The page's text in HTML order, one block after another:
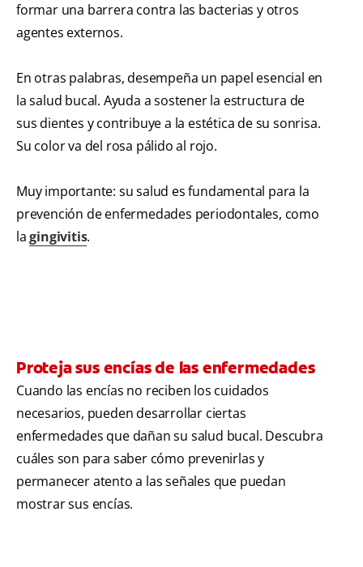
formar una barrera contra las bacterias y otros
agentes externos.
En otras palabras, desempeña un papel esencial en
la salud bucal. Ayuda a sostener la estructura de
sus dientes y contribuye a la estética de su sonrisa.
Su color va del rosa pálido al rojo.
Muy importante: su salud es fundamental para la
prevención de enfermedades periodontales, como
lagingivitis.
Proteja sus encías de las enfermedades
Cuando las encías no reciben los cuidados
necesarios, pueden desarrollar ciertas
enfermedades que dañan su salud bucal. Descubra
cuáles son para saber cómo prevenirlas y
permanecer atento a las señales que puedan
mostrar sus encías.